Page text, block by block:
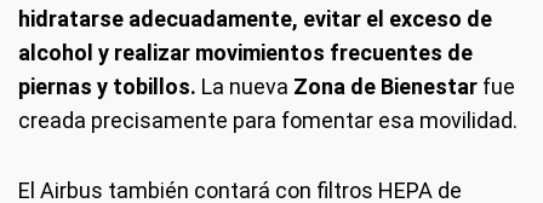
hidratarse adecuadamente, evitar el exceso de
alcohol y realizar movimientos frecuentes de
piernas y tobillos. La nueva Zona de Bienestar fue
creada precisamente para fomentar esa movilidad.
El Airbus también contará con filtros HEPA de